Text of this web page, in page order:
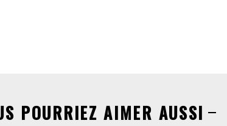
POURRIEZ AIMER AUSSI